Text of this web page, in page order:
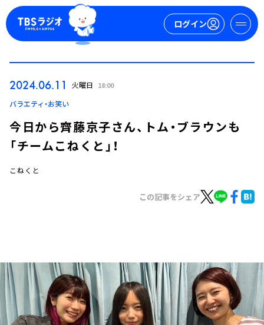
ログイン
ログイン
お知らせ
イベント・グッズ
YouTube
会社情報
2024.06.11 火曜日 18:00
バラエティ・お笑い
今日から齊藤京子さん、トム・ブラウンも
「チームこねくと」！
こねくと
この記事をシェア